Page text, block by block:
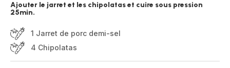
Ajouter le jarret et les chipolatas et cuire sous pression
25min.
1 Jarret de porc demi-sel
4 Chipolatas